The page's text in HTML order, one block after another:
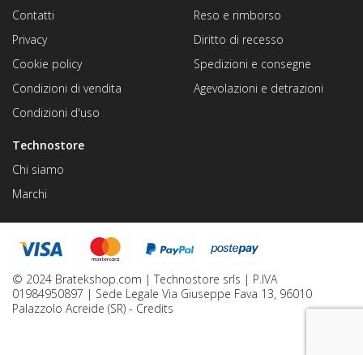
Technostore
Chi siamo
Marchi
Reso e rimborso
Diritto di recesso
Spedizioni e consegne
Agevolazioni e detrazioni
Contatti
Privacy
Cookie policy
Condizioni di vendita
Condizioni d'uso
© 2024 Bratekshop.com | Technostore srls | P.IVA
01984950897 | Sede Legale Via Giuseppe Fava 13, 96010
Palazzolo Acreide (SR) - Credits